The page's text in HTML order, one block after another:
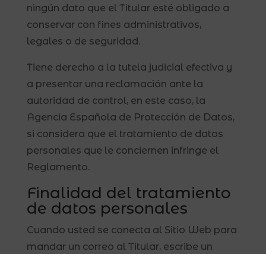
ningún dato que el Titular esté obligado a
conservar con fines administrativos,
legales o de seguridad.
Tiene derecho a la tutela judicial efectiva y
a presentar una reclamación ante la
autoridad de control, en este caso, la
Agencia Española de Protección de Datos,
si considera que el tratamiento de datos
personales que le conciernen infringe el
Reglamento.
Finalidad del tratamiento
de datos personales
Cuando usted se conecta al Sitio Web para
mandar un correo al Titular, escribe un